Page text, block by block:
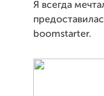
Я всегда
boomstarter.